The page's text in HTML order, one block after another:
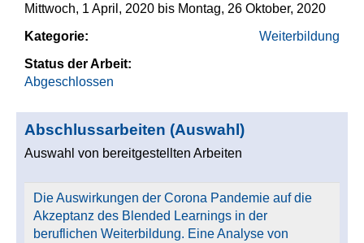
Mittwoch, 1 April, 2020 bis Montag, 26 Oktober, 2020
Kategorie:
Weiterbildung
Status der Arbeit:
Abgeschlossen
Abschlussarbeiten (Auswahl)
Auswahl von bereitgestellten Arbeiten
Die Auswirkungen der Corona Pandemie auf die
Akzeptanz des Blended Learnings in der
beruflichen Weiterbildung. Eine Analyse von